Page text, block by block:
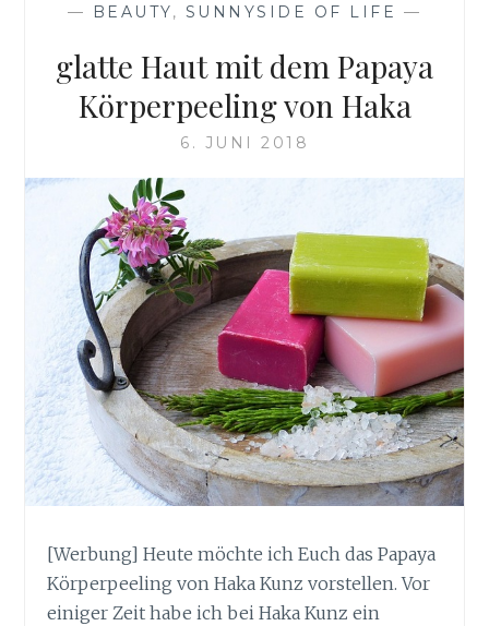
— BEAUTY, SUNNYSIDE OF LIFE —
glatte Haut mit dem Papaya
Körperpeeling von Haka
6. JUNI 2018
[Werbung] Heute möchte ich Euch das Papaya
Körperpeeling von Haka Kunz vorstellen. Vor
einiger Zeit habe ich bei Haka Kunz ein